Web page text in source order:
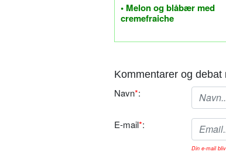
• Melon og blåbær med
cremefraiche
Kommentarer og
Navn*:
E-mail*:
Din e-mail